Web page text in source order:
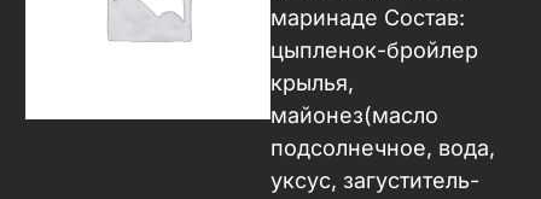
маринаде Состав:
цыпленок-бройлер
крылья,
майонез(масло
подсолнечное, вода,
уксус, загуститель-